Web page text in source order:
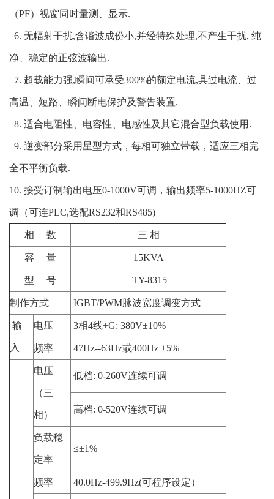
（PF）视窗同时量测、显示.
6. 无幅射干扰,含谐波成份小,并经特殊处理,不产生干扰, 纯
净、稳定的正弦波输出.
7. 超载能力强,瞬间可承受300%的额定电流,具过电流、过
高温、短路、瞬间断电保护及警告装置.
8. 适合电阻性、电容性、电感性及其它混合型负载使用 .
9. 逆变部分采用星型方式，每相可独立带载，适应三相完
全不平衡负载.
10. 接受订制输出电压0-1000V可调，输出频率5-1000HZ可
调 （可连PLC,选配RS232和RS485)
相 数 三 相
容 量 15KVA
型 号 TY-8315
制作方式 IGBT/PWM脉波宽度调变方式
输
入
电压 3相4线+G: 380V±10%
频率 47Hz--63Hz或400Hz ±5%
电压
（三
相）
低档: 0-260V连续可调
高档: 0-520V连续可调
负载稳
定率
≤±1%
频率 40.0Hz-499.9Hz(可程序设定）